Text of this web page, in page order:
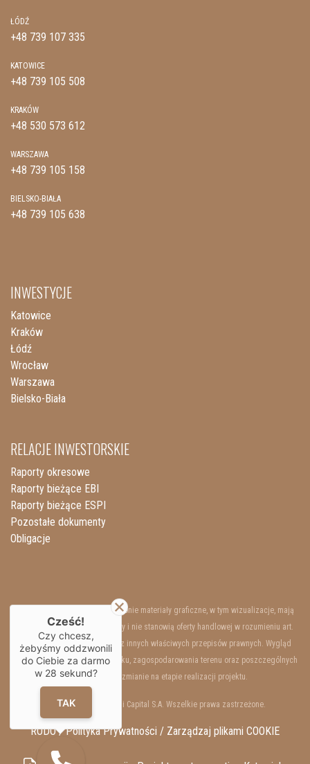
ŁÓDŹ
+48 739 107 335
KATOWICE
+48 739 105 508
KRAKÓW
+48 530 573 612
WARSZAWA
+48 739 105 158
BIELSKO-BIAŁA
+48 739 105 638
INWESTYCJE
Katowice
Kraków
Łódź
Wrocław
Warszawa
Bielsko-Biała
RELACJE INWESTORSKIE
Raporty okresowe
Raporty bieżące EBI
Raporty bieżące ESPI
Pozostałe dokumenty
Obligacje
Przedstawione na niniejszej stronie materiały graficzne, w tym wizualizacje, mają
charakter wyłącznie poglądowy i nie stanowią oferty handlowej w rozumieniu art.
66 §1 Kodeksu Cywilnego oraz innych właściwych przepisów prawnych. Wygląd
wewnętrzny i zewnętrzny budynku, zagospodarowania terenu oraz poszczególnych
lokali mogą ulec zmianie na etapie realizacji projektu.
Copyrights © 2025 Resi Capital S.A. Wszelkie prawa zastrzeżone.
RODO / Polityka Prywatności / Zarządzaj plikami COOKIE
Cześć!
Czy chcesz,
żebyśmy oddzwonili
do Ciebie za darmo
w 28 sekund?
TAK